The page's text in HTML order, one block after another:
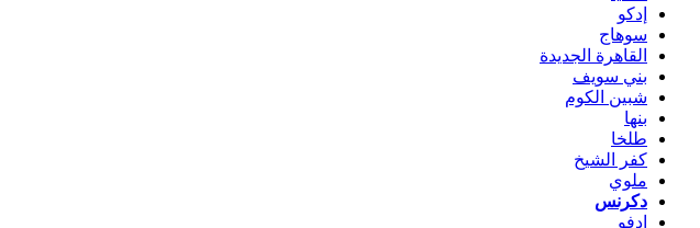
إدكو
سوهاج
القاهرة الجديدة
بني سويف
شبين الكوم
بنها
طلخا
كفر الشيخ
ملوي
دكرنس
ادفو